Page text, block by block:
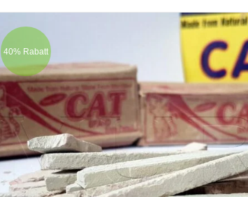
40% Rabatt